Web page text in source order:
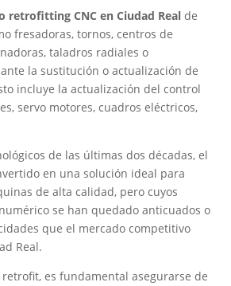
retrofitting CNC en Ciudad Real de
fresadoras, tornos, centros de
taladros radiales o
la sustitución o actualización de
incluye la actualización del control
servo motores, cuadros eléctricos,
de las últimas dos décadas, el
en una solución ideal para
de alta calidad, pero cuyos
se han quedado anticuados o
que el mercado competitivo
Real.
es fundamental asegurarse de